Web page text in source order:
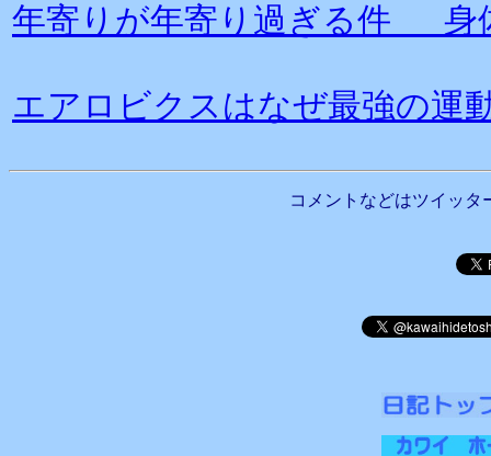
年寄りが年寄り過ぎる件 身
エアロビクスはなぜ最強の運
コメントなどはツイッタ